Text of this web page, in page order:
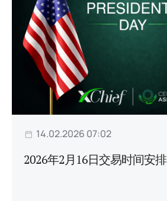
14.02.2026 07:02
2026年2月16日交易时间安排